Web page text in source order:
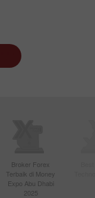
Broker Forex
Terbaik di Money
Expo Abu Dhabi
2025